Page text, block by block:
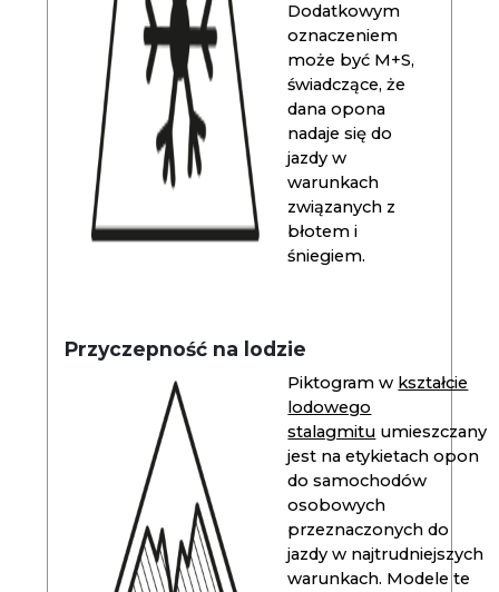
Dodatkowym
oznaczeniem
może być M+S,
świadczące, że
dana opona
nadaje się do
jazdy w
warunkach
związanych z
błotem i
śniegiem.
Przyczepność na lodzie
Piktogram w kształcie
lodowego
stalagmitu umieszczany
jest na etykietach opon
do samochodów
osobowych
przeznaczonych do
jazdy w najtrudniejszych
warunkach. Modele te